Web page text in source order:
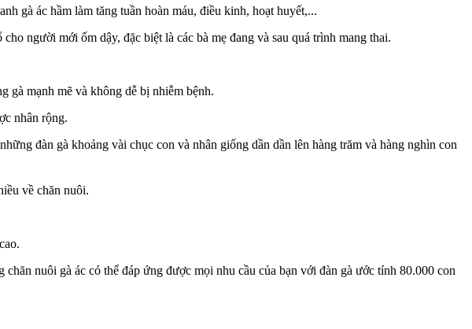
gà ác hầm làm tăng tuần hoàn máu, điều kinh, hoạt huyết,...
người mới ốm dậy, đặc biệt là các bà mẹ đang và sau quá trình mang thai.
gà mạnh mẽ và không dễ bị nhiễm bệnh.
nhân rộng.
đàn gà khoảng vài chục con và nhân giống dần dần lên hàng trăm và hàng nghìn con
về chăn nuôi.
nuôi gà ác có thể đáp ứng được mọi nhu cầu của bạn với đàn gà ước tính 80.000 con